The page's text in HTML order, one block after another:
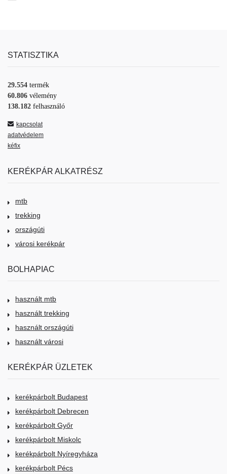
STATISZTIKA
29.554 termék
60.806 vélemény
138.182 felhasználó
kapcsolat
adatvédelem
kéfix
KERÉKPÁR ALKATRÉSZ
mtb
trekking
országúti
városi kerékpár
BOLHAPIAC
használt mtb
használt trekking
használt országúti
használt városi
KERÉKPÁR ÜZLETEK
kerékpárbolt Budapest
kerékpárbolt Debrecen
kerékpárbolt Győr
kerékpárbolt Miskolc
kerékpárbolt Nyíregyháza
kerékpárbolt Pécs